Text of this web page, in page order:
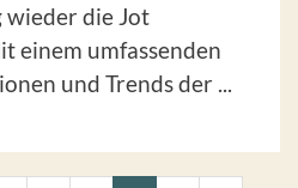
wieder die Jot
einem umfassenden
und Trends der ...